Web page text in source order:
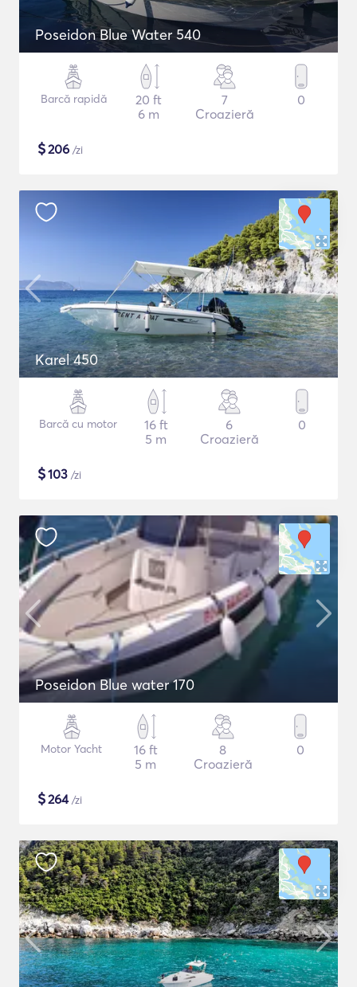
Poseidon Blue Water 540
Barcă rapidă
20 ft
6 m
7
Croazieră
0
$206 /zi
Karel 450
Barcă cu motor
16 ft
5 m
6
Croazieră
0
$103 /zi
Poseidon Blue water 170
Motor Yacht
16 ft
5 m
8
Croazieră
0
$264/zi